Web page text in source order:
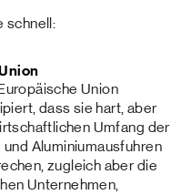
schnell:
Union
dass sie hart, aber
Umfang der
Aluminiumausfuhren
zugleich aber die
Unternehmen,